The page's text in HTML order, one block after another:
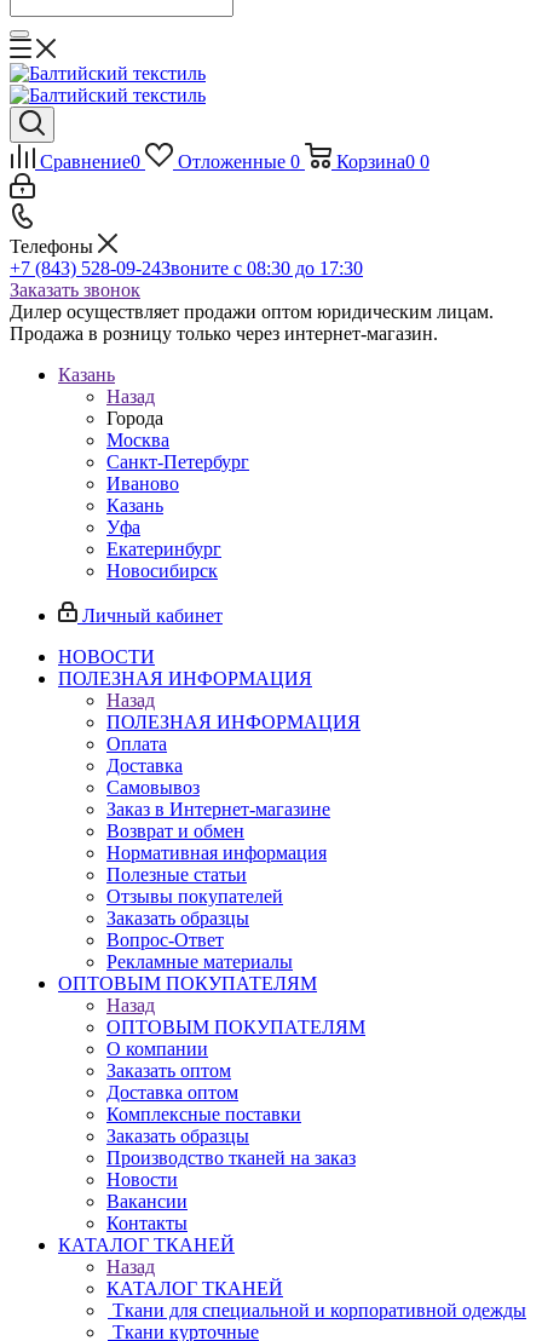
Сравнение0 Отложенные 0 Корзина0 0
Телефоны
+7 (843) 528-09-24Звоните с 08:30 до 17:30
Заказать звонок
Дилер осуществляет продажи оптом юридическим лицам.
Продажа в розницу только через интернет-магазин.
Казань
Назад
Города
Москва
Санкт-Петербург
Иваново
Казань
Уфа
Екатеринбург
Новосибирск
Личный кабинет
НОВОСТИ
ПОЛЕЗНАЯ ИНФОРМАЦИЯ
Назад
ПОЛЕЗНАЯ ИНФОРМАЦИЯ
Оплата
Доставка
Самовывоз
Заказ в Интернет-магазине
Возврат и обмен
Нормативная информация
Полезные статьи
Отзывы покупателей
Заказать образцы
Вопрос-Ответ
Рекламные материалы
ОПТОВЫМ ПОКУПАТЕЛЯМ
Назад
ОПТОВЫМ ПОКУПАТЕЛЯМ
О компании
Заказать оптом
Доставка оптом
Комплексные поставки
Заказать образцы
Производство тканей на заказ
Новости
Вакансии
Контакты
КАТАЛОГ ТКАНЕЙ
Назад
КАТАЛОГ ТКАНЕЙ
Ткани для специальной и корпоративной одежды
Ткани курточные